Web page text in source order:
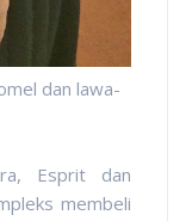
dan lawa-
Esprit dan
membeli